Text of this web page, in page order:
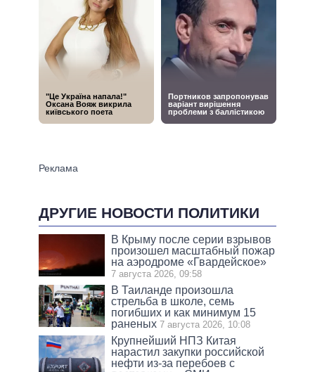
ДРУГИЕ НОВОСТИ ПОЛИТИКИ
В Крыму после серии взрывов
произошел масштабный пожар
на аэродроме «Гвардейское»
7 августа 2026, 09:58
В Таиланде произошла
стрельба в школе, семь
погибших и как минимум 15
раненых 7 августа 2026, 10:08
Крупнейший НПЗ Китая
нарастил закупки российской
нефти из-за перебоев с